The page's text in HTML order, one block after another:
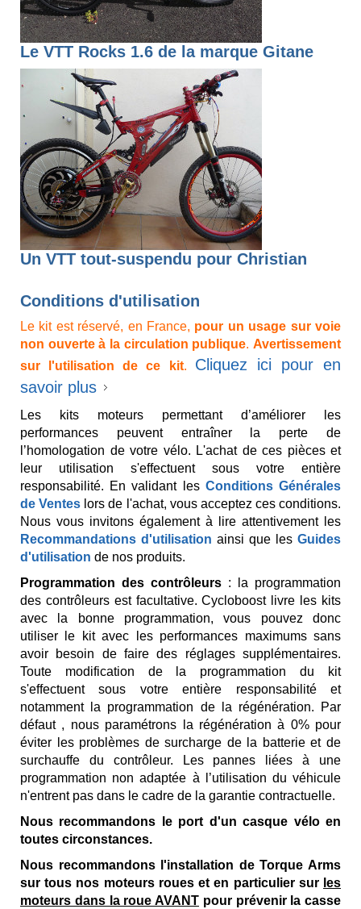
Le VTT Rocks 1.6 de la marque Gitane
Un VTT tout-suspendu pour Christian
Conditions d'utilisation
Le kit est réservé, en France, pour un usage sur voie
non ouverte à la circulation publique.Avertissement
sur l'utilisation de ce kit. Cliquez ici pour en
savoir plus
Les kits moteurs permettant d’améliorer les
performances peuvent entraîner la perte de
l’homologation de votre vélo. L'achat de ces pièces et
leur utilisation s'effectuent sous votre entière
responsabilité. En validant les Conditions Générales
de Ventes lors de l'achat, vous acceptez ces conditions.
Nous vous invitons également à lire attentivement les
Recommandations d'utilisation ainsi que les Guides
d'utilisation de nos produits.
Programmation des contrôleurs : la programmation
des contrôleurs est facultative. Cycloboost livre les kits
avec la bonne programmation, vous pouvez donc
utiliser le kit avec les performances maximums sans
avoir besoin de faire des réglages supplémentaires.
Toute modification de la programmation du kit
s'effectuent sous votre entière responsabilité et
notamment la programmation de la régénération. Par
défaut , nous paramétrons la régénération à 0% pour
éviter les problèmes de surcharge de la batterie et de
surchauffe du contrôleur. Les pannes liées à une
programmation non adaptée à l’utilisation du véhicule
n'entrent pas dans le cadre de la garantie contractuelle.
Nous recommandons le port d'un casque vélo en
toutes circonstances.
Nous recommandons l'installation de Torque Arms
sur tous nos moteurs roues et en particulier sur les
moteurs dans la roue AVANT pour prévenir la casse